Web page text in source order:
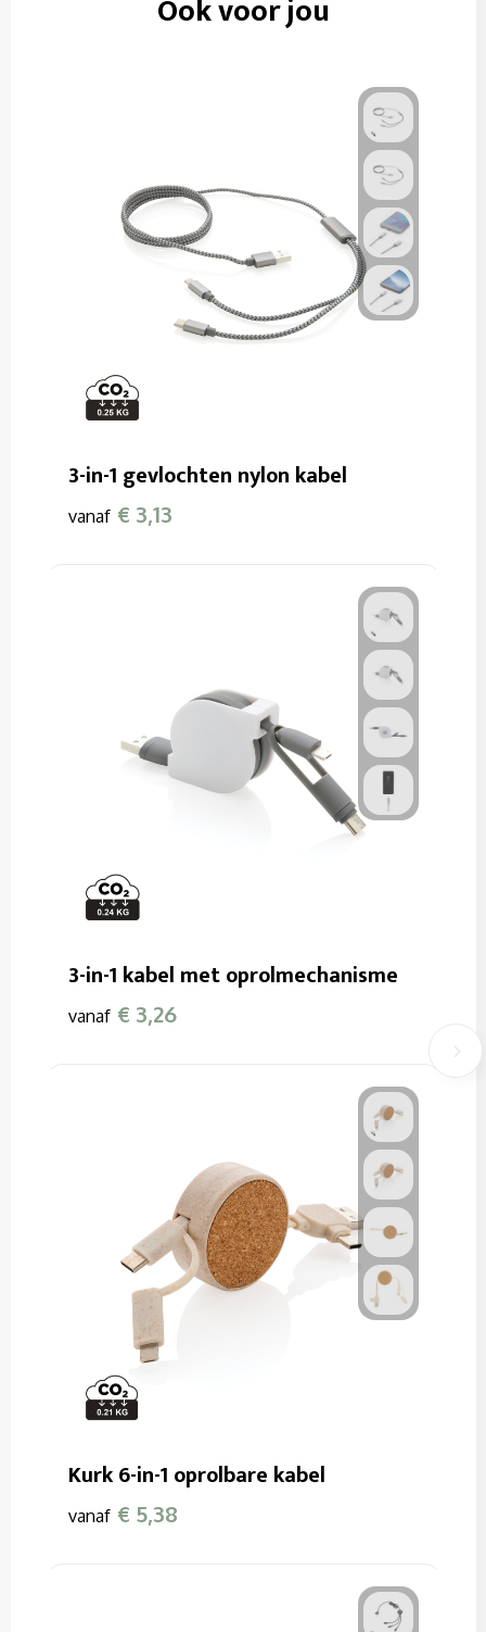
Ook voor jou
3-in-1 gevlochten nylon kabel
vanaf € 3,13
3-in-1 kabel met oprolmechanisme
vanaf € 3,26
Kurk 6-in-1 oprolbare kabel
vanaf € 5,38